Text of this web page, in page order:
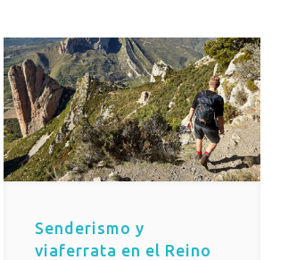
Senderismo y
viaferrata en el Reino